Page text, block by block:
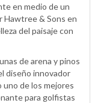
en medio de un
Hawtree & Sons en
del paisaje con
de arena y pinos
diseño innovador
de los mejores
para golfistas